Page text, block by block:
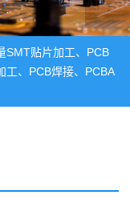
SMT贴片加工、PCB
工、PCB焊接、PCBA